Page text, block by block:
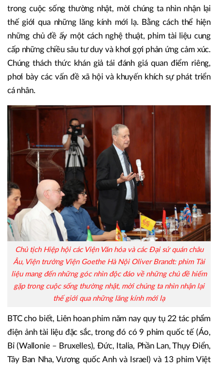
trong cuộc sống thường nhật, mời chúng ta nhìn nhận lại
thế giới qua những lăng kính mới lạ. Bằng cách thể hiện
những chủ đề ấy một cách nghệ thuật, phim tài liệu cung
cấp những chiều sâu tư duy và khơi gợi phản ứng cảm xúc.
Chúng thách thức khán giả tái đánh giá quan điểm riêng,
phơi bày các vấn đề xã hội và khuyến khích sự phát triển
cá nhân.
Chủ tịch Hiệp hội các Viện Văn hóa và các Đại sứ quán châu
Âu, Viện trưởng Viện Goethe Hà Nội Oliver Brandt: phim Tài
liệu mang đến những góc nhìn độc đáo về những chủ đề hiếm
gặp trong cuộc sống thường nhật, mời chúng ta nhìn nhận lại
thế giới qua những lăng kính mới lạ
BTC cho biết, Liên hoan phim năm nay quy tụ 22 tác phẩm
điện ảnh tài liệu đặc sắc, trong đó có 9 phim quốc tế (Áo,
Bỉ (Wallonie – Bruxelles), Đức, Italia, Phần Lan, Thụy Điển,
Tây Ban Nha, Vương quốc Anh và Israel) và 13 phim Việt